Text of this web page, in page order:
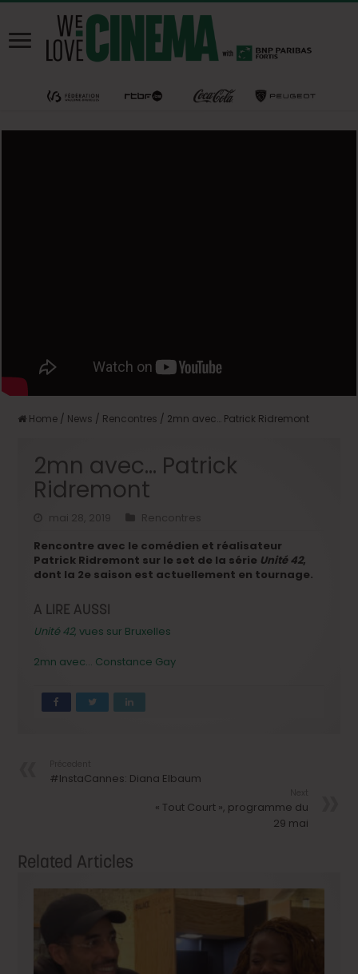
Home / News / Rencontres / 2mn avec… Patrick Ridremont
2mn avec… Patrick
Ridremont
mai 28, 2019
Rencontres
Rencontre avec le comédien et réalisateur
Patrick Ridremont sur le set de la série Unité 42,
dont la 2e saison est actuellement en tournage.
A LIRE AUSSI
Unité 42, vues sur Bruxelles
2mn avec… Constance Gay
#InstaCannes: Diana Elbaum
« Tout Court », programme du
29 mai
Related Articles